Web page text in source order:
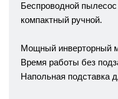
Беспроводной
компактный ручной.
Мощный инверторный
Время работы без
Напольная подставка